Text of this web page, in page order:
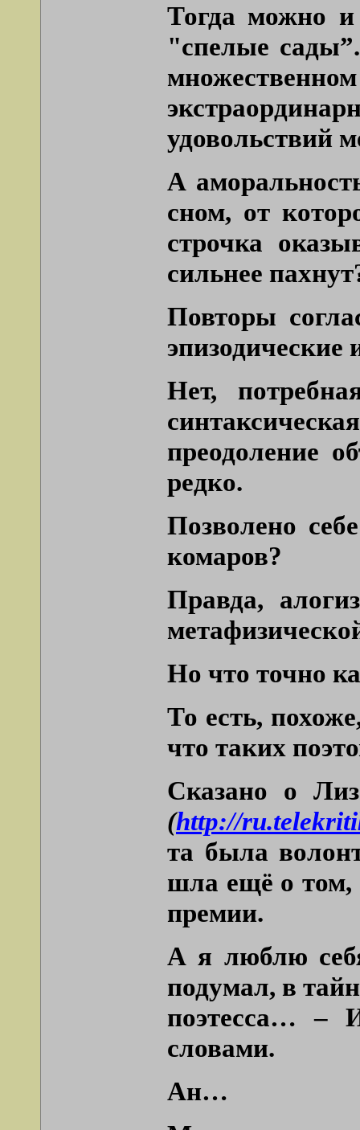
Тогда можно и
"спелые сады”
удовольствий
А
сном, от
строчка
сильнее
Повторы
Нет,
преодоление
редко.
Позволено
комаров?
Правда,
Но что точно
То есть,
что таких
Сказано о
(http://
та была
шла ещё о том,
премии.
А я люблю
подумал, в
поэтесса… –
словами.
Ан…